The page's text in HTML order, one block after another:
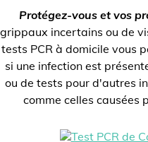
Protégez-vous et vos
grippaux incertains ou de
tests PCR à domicile vous
si une infection est
ou de tests pour d'autres
comme celles causées